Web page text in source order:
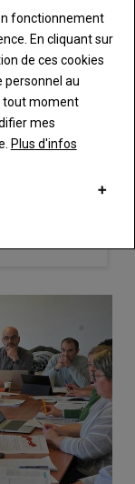
votre
site}.
fonctionnement
En cliquant sur
de ces cookies
personnel au
tout moment
mes
Plus d'infos